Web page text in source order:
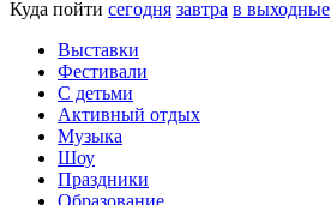
Куда пойти сегодня завтра в выходные
Выставки
Фестивали
С детьми
Активный отдых
Музыка
Шоу
Праздники
Образование